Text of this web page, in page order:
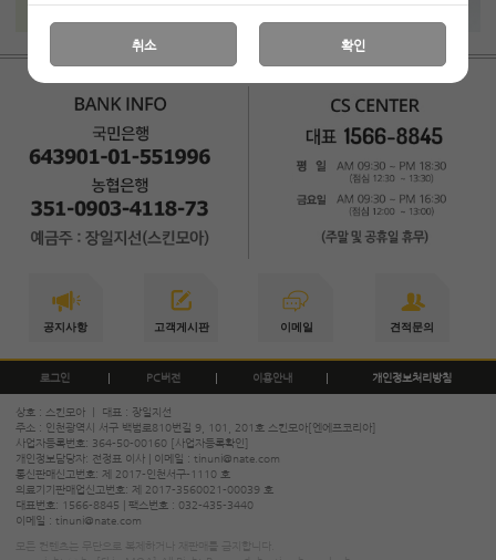
공지사항 고객게시판 이메일 견적문의
로그인 PC버전 이용안내 개인정보처리방침
상호 : 스킨모아 ㅣ 대표 : 장일지선
주소 : 인천광역시 서구 백범로810번길 9, 101, 201호 스킨모아[엔에프코리아]
사업자등록번호: 364-50-00160 [사업자등록확인]
개인정보담당자: 전정표 이사 | 이메일 : tinuni@nate.com
통신판매신고번호: 제 2017-인천서구-1110 호
의료기기판매업신고번호: 제 2017-3560021-00039 호
대표번호:
1566-8845 | 팩스번호 : 032-435-3440
이메일 : tinuni@nate.com
취소 확인